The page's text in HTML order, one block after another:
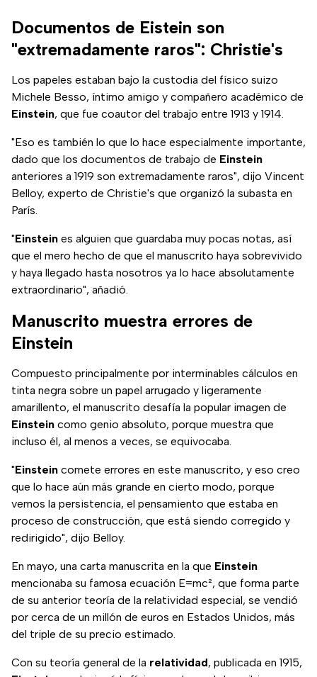
Documentos de Eistein son
"extremadamente raros": Christie's
Los papeles estaban bajo la custodia del físico suizo
Michele Besso, íntimo amigo y compañero académico de
Einstein, que fue coautor del trabajo entre 1913 y 1914.
"Eso es también lo que lo hace especialmente importante,
dado que los documentos de trabajo de Einstein
anteriores a 1919 son extremadamente raros", dijo Vincent
Belloy, experto de Christie's que organizó la subasta en
París.
"Einstein es alguien que guardaba muy pocas notas, así
que el mero hecho de que el manuscrito haya sobrevivido
y haya llegado hasta nosotros ya lo hace absolutamente
extraordinario", añadió.
Manuscrito muestra errores de
Einstein
Compuesto principalmente por interminables cálculos en
tinta negra sobre un papel arrugado y ligeramente
amarillento, el manuscrito desafía la popular imagen de
Einstein como genio absoluto, porque muestra que
incluso él, al menos a veces, se equivocaba.
"Einstein comete errores en este manuscrito, y eso creo
que lo hace aún más grande en cierto modo, porque
vemos la persistencia, el pensamiento que estaba en
proceso de construcción, que está siendo corregido y
redirigido", dijo Belloy.
En mayo, una carta manuscrita en la que Einstein
mencionaba su famosa ecuación E=mc², que forma parte
de su anterior teoría de la relatividad especial, se vendió
por cerca de un millón de euros en Estados Unidos, más
del triple de su precio estimado.
Con su teoría general de la relatividad, publicada en 1915,